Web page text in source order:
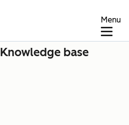
Menu
Knowledge base